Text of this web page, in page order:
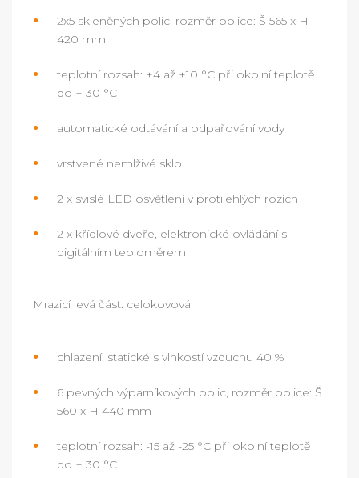
2x5 skleněných polic, rozměr police: Š 565 x H
420 mm
teplotní rozsah: +4 až +10 °C při okolní teplotě
do + 30 °C
automatické odtávání a odpařování vody
vrstvené nemlživé sklo
2 x svislé LED osvětlení v protilehlých rozích
2 x křídlové dveře, elektronické ovládání s
digitálním teploměrem
Mrazicí levá část: celokovová
chlazení: statické s vlhkostí vzduchu 40 %
6 pevných výparníkových polic, rozměr police: Š
560 x H 440 mm
teplotní rozsah: -15 až -25 °C při okolní teplotě
do + 30 °C